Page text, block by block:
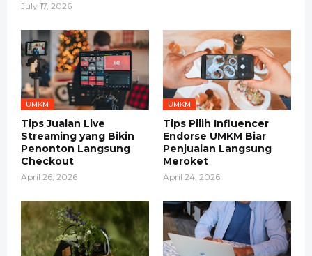
July 17, 2026
UMKM
Tips Jualan Live
Streaming yang Bikin
Penonton Langsung
Checkout
April 26, 2026
UMKM
Tips Pilih Influencer
Endorse UMKM Biar
Penjualan Langsung
Meroket
April 24, 2026